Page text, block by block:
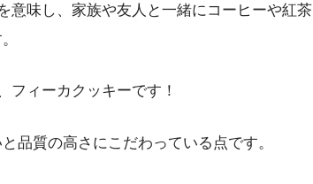
意味し、家族や友人と一緒にコーヒーや紅茶
フィーカクッキーです！
品質の高さにこだわっている点です。